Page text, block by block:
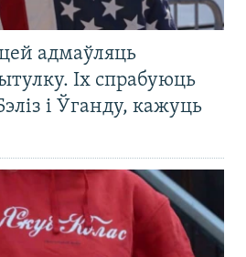
адмаўляць
Іх спрабуюць
і Ўганду, кажуць